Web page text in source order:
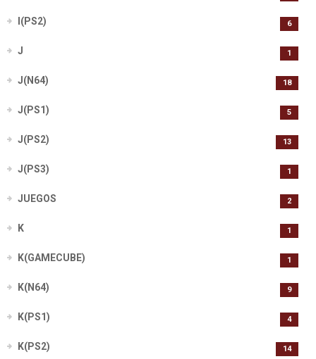
I(PS2) 6
J 1
J(N64) 18
J(PS1) 5
J(PS2) 13
J(PS3) 1
JUEGOS 2
K 1
K(GAMECUBE) 1
K(N64) 9
K(PS1) 4
K(PS2) 14